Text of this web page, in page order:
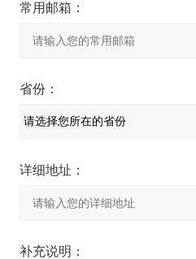
常用邮箱：
省份：
详细地址：
补充说明：